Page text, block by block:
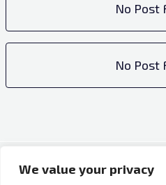
We value your privacy
No Post
No Post
Copyright © 2026